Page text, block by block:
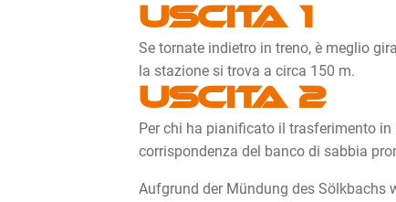
Uscita 1
Se tornate indietro in treno, è meglio
la stazione si trova a circa 150 m.
Uscita 2
Per chi ha pianificato il trasferimento
corrispondenza del banco di sabbia
Aufgrund der Mündung des Sölkbachs